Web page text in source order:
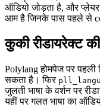
ऑडियो जोड़ता है, और
आम है जिनके पास पहले से
कुकी रीडायरेक्ट
Polylang होमपेज पर पहली
सकता है। फिर
जुलती भाषा के वर्शन पर
यहीं पर गलत भाषा का